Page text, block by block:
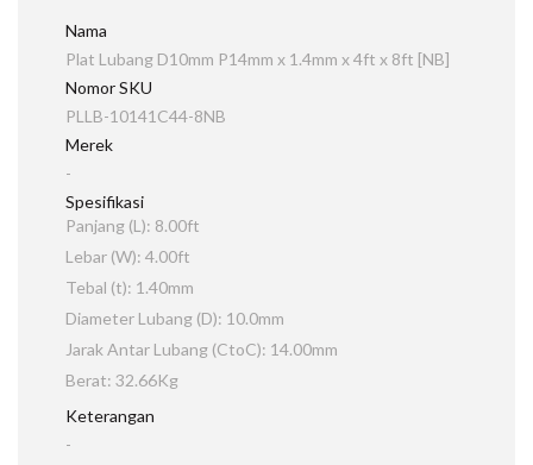
Nama
Plat Lubang D10mm P14mm x 1.4mm x 4ft x 8ft [NB]
Nomor SKU
PLLB-10141C44-8NB
Merek
-
Spesifikasi
Panjang (L): 8.00ft
Lebar (W): 4.00ft
Tebal (t): 1.40mm
Diameter Lubang (D): 10.0mm
Jarak Antar Lubang (CtoC): 14.00mm
Berat: 32.66Kg
Keterangan
-